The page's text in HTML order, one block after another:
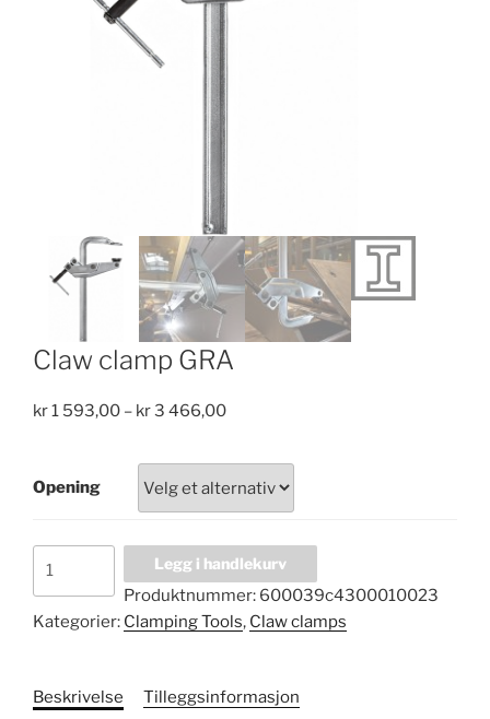
Claw clamp GRA
kr1 593,00 – kr3 466,00Price
kr 1
593,00
through
kr 3
466,00
Opening
GRA
antall
Legg i handlekurv
Produktnummer: 600039c4300010023
Kategorier: Clamping Tools, Claw clamps
Beskrivelse Tilleggsinformasjon